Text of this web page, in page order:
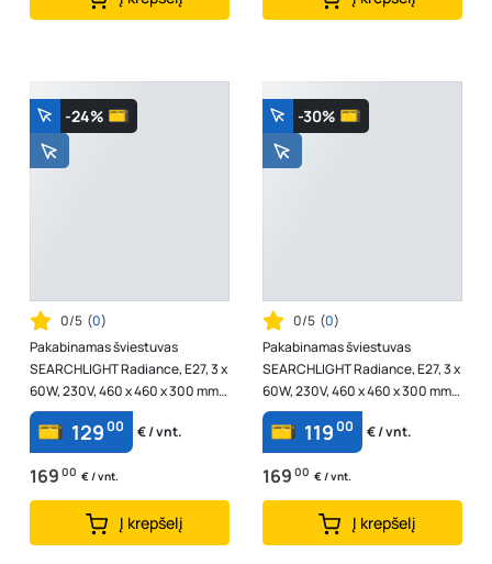
-24%
0/5 (0)
Pakabinamas šviestuvas
SEARCHLIGHT Radiance, E27, 3 x
60W, 230V, 460 x 460 x 300 mm,
maksimalus aukštis 1200 mm,
44520-3...
12900 € / vnt.
169 00 € / vnt.
Į krepšelį
-30%
0/5 (0)
Pakabinamas šviestuvas
SEARCHLIGHT Radiance, E27, 3 x
60W, 230V, 460 x 460 x 300 mm,
maksimalus aukštis 1200 mm,
44520-3...
11900 € / vnt.
169 00 € / vnt.
Į krepšelį